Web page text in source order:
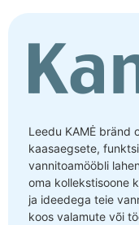
Leedu KAMĖ bränd
kaasaegsete,
vannitoamööbli
oma kollekstisoone
ja ideedega teie
koos valamute või